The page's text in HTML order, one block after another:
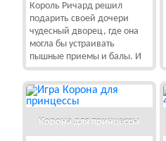
Король Ричард решил
подарить своей дочери
чудесный дворец, где она
могла бы устраивать
пышные приемы и балы. И
Корона для принцессы